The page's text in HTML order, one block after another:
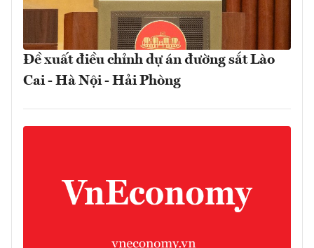
Đề xuất điều chỉnh dự án đường sắt Lào
Cai - Hà Nội - Hải Phòng